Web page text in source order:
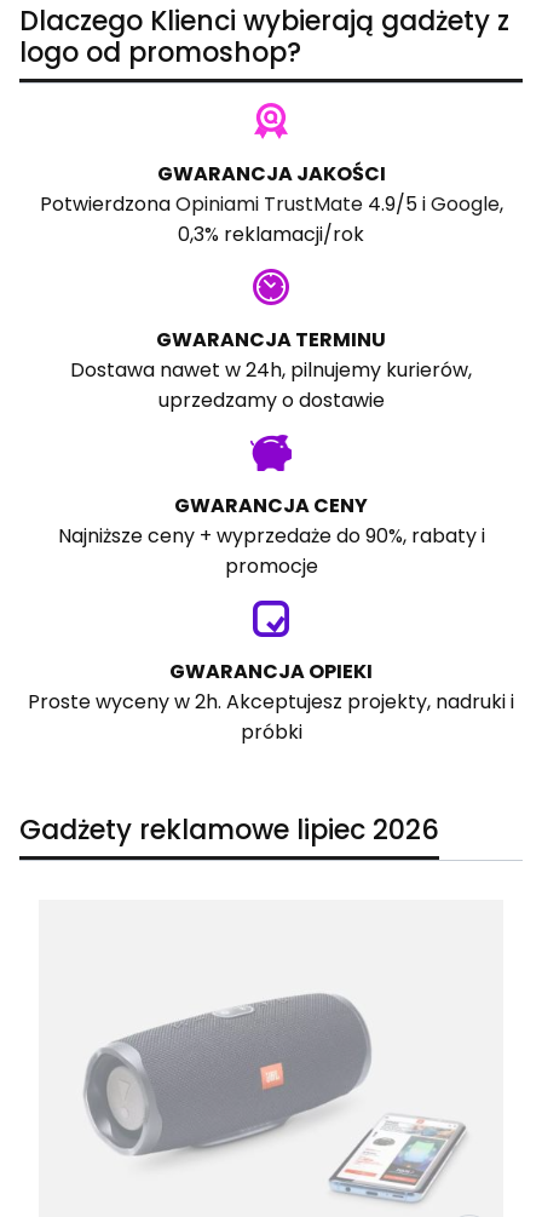
Dlaczego Klienci wybierają gadżety z
logo od promoshop?
GWARANCJA JAKOŚCI
PotwierdzonaOpiniami TrustMate4.9/5 iGoogle,
0,3% reklamacji/rok
GWARANCJA TERMINU
Dostawa nawet w 24h, pilnujemy kurierów,
uprzedzamy o dostawie
GWARANCJA CENY
Najniższe ceny + wyprzedaże do 90%, rabaty i
promocje
GWARANCJA OPIEKI
Proste wyceny w 2h. Akceptujesz projekty, nadruki i
próbki
Gadżety reklamowe lipiec 2026